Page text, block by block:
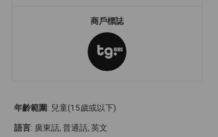
商戶標誌
年齡範圍: 兒童(15歲或以下)
語言: 廣東話, 普通話, 英文